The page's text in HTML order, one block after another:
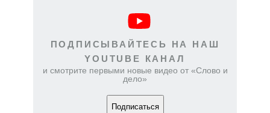
ПОДПИСЫВАЙТЕСЬ НА НАШ
YOUTUBE КАНАЛ
и смотрите первыми новые видео от «Слово и
дело»
Подписаться